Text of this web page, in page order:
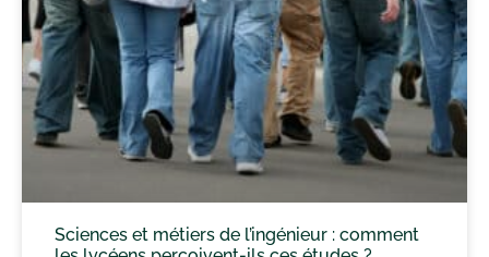
Sciences et métiers de l’ingénieur : comment